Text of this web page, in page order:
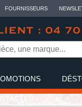
FOURNISSEURS
: 04